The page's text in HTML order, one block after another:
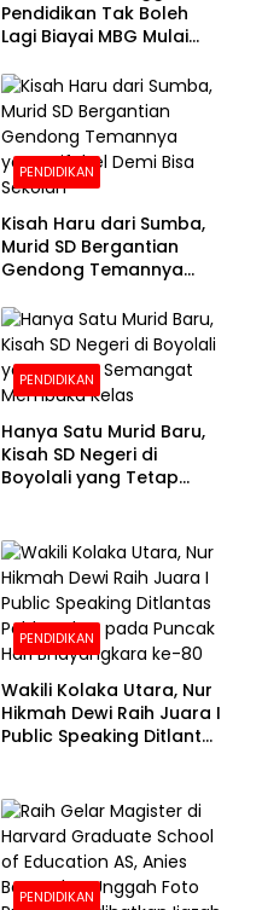
Pendidikan Tak Boleh
Lagi Biayai MBG Mulai
PENDIDIKAN
Kisah Haru dari Sumba,
Murid SD Bergantian
Gendong Temannya
Sekolah
PENDIDIKAN
Hanya Satu Murid Baru,
Kisah SD Negeri di
Boyolali yang Tetap
PENDIDIKAN
Wakili Kolaka Utara, Nur
Hikmah Dewi Raih Juara I
Public Speaking Ditlantas
Bhayangkara ke-80
PENDIDIKAN